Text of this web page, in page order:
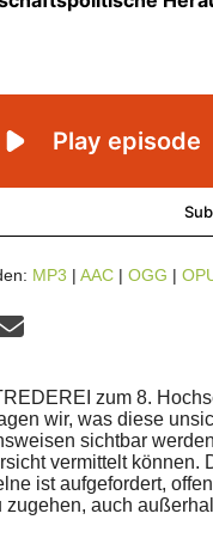
MP3 | AAC | OGG |
zum 8.
wir, was diese
sichtbar
vermittelt können.
ist aufgefordert,
auch